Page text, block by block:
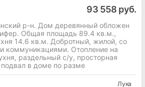
93 558 руб.
р-н. Дом деревянный обложен
Общая площадь 89.4 кв.м.,
14.6 кв.м. Добротный, жилой, со
коммуникациями. Отопление на
раздельный с/у, просторная
в доме по разме
Лука